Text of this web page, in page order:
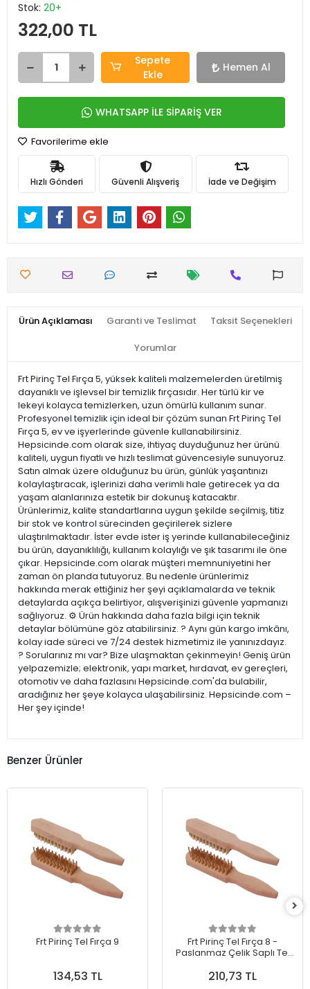
Stok: 20+
322,00 TL
Sepete
Ekle
Hemen Al
WHATSAPP İLE SİPARİŞ VER
Favorilerime ekle
Hızlı Gönderi Güvenli Alışveriş İade ve Değişim
Ürün Açıklaması Garanti ve Teslimat Taksit Seçenekleri
Yorumlar
Frt Pirinç Tel Fırça 5, yüksek kaliteli malzemelerden üretilmiş
dayanıklı ve işlevsel bir temizlik fırçasıdır. Her türlü kir ve
lekeyi kolayca temizlerken, uzun ömürlü kullanım sunar.
Profesyonel temizlik için ideal bir çözüm sunan Frt Pirinç Tel
Fırça 5, ev ve işyerlerinde güvenle kullanabilirsiniz.
Hepsicinde.com olarak size, ihtiyaç duyduğunuz her ürünü
kaliteli, uygun fiyatlı ve hızlı teslimat güvencesiyle sunuyoruz.
Satın almak üzere olduğunuz bu ürün, günlük yaşantınızı
kolaylaştıracak, işlerinizi daha verimli hale getirecek ya da
yaşam alanlarınıza estetik bir dokunuş katacaktır.
Ürünlerimiz, kalite standartlarına uygun şekilde seçilmiş, titiz
bir stok ve kontrol sürecinden geçirilerek sizlere
ulaştırılmaktadır. İster evde ister iş yerinde kullanabileceğiniz
bu ürün, dayanıklılığı, kullanım kolaylığı ve şık tasarımı ile öne
çıkar. Hepsicinde.com olarak müşteri memnuniyetini her
zaman ön planda tutuyoruz. Bu nedenle ürünlerimiz
hakkında merak ettiğiniz her şeyi açıklamalarda ve teknik
detaylarda açıkça belirtiyor, alışverişinizi güvenle yapmanızı
sağlıyoruz. ⚙️ Ürün hakkında daha fazla bilgi için teknik
detaylar bölümüne göz atabilirsiniz. ? Aynı gün kargo imkânı,
kolay iade süreci ve 7/24 destek hizmetimiz ile yanınızdayız.
? Sorularınız mı var? Bize ulaşmaktan çekinmeyin! Geniş ürün
yelpazemizle; elektronik, yapı market, hırdavat, ev gereçleri,
otomotiv ve daha fazlasını Hepsicinde.com'da bulabilir,
aradığınız her şeye kolayca ulaşabilirsiniz. Hepsicinde.com –
Her şey içinde!
Benzer Ürünler
Frt Pirinç Tel Fırça 9
134,53 TL
Frt Pirinç Tel Fırça 8 -
Paslanmaz Çelik Saplı Tel
210,73 TL